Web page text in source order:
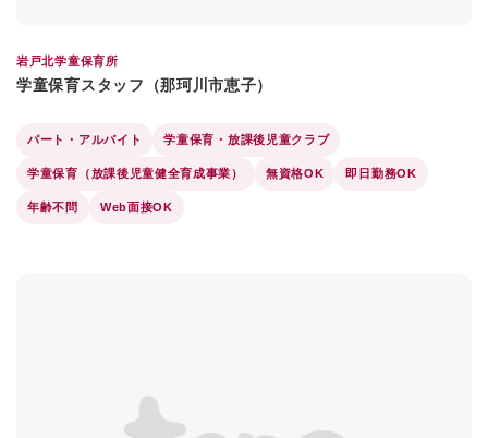
岩戸北学童保育所
学童保育スタッフ（那珂川市恵子）
パート・アルバイト 学童保育・放課後児童クラブ
学童保育（放課後児童健全育成事業） 無資格OK 即日勤務OK
年齢不問 Web面接OK